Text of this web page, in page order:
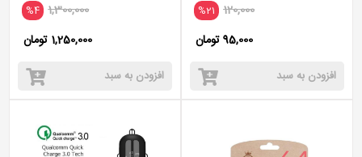
%21 120,000
95,000 تومان
افزودن به سبد
%4 1,300,000
1,250,000 تومان
افزودن به سبد